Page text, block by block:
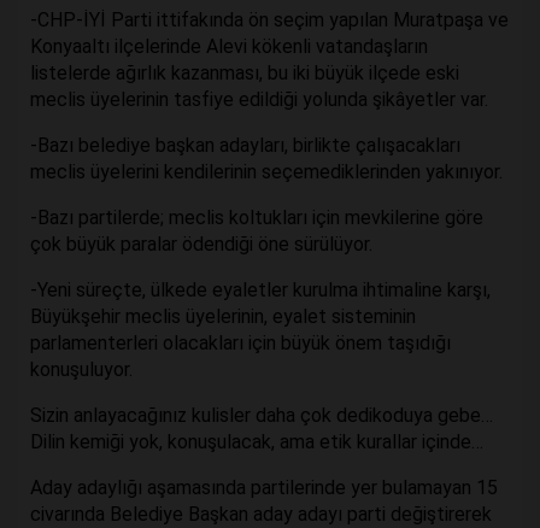
-CHP-İYİ Parti ittifakında ön seçim yapılan Muratpaşa ve
Konyaaltı ilçelerinde Alevi kökenli vatandaşların
listelerde ağırlık kazanması, bu iki büyük ilçede eski
meclis üyelerinin tasfiye edildiği yolunda şikâyetler var.
-Bazı belediye başkan adayları, birlikte çalışacakları
meclis üyelerini kendilerinin seçemediklerinden yakınıyor.
-Bazı partilerde; meclis koltukları için mevkilerine göre
çok büyük paralar ödendiği öne sürülüyor.
-Yeni süreçte, ülkede eyaletler kurulma ihtimaline karşı,
Büyükşehir meclis üyelerinin, eyalet sisteminin
parlamenterleri olacakları için büyük önem taşıdığı
konuşuluyor.
Sizin anlayacağınız kulisler daha çok dedikoduya gebe…
Dilin kemiği yok, konuşulacak, ama etik kurallar içinde…
Aday adaylığı aşamasında partilerinde yer bulamayan 15
civarında Belediye Başkan aday adayı parti değiştirerek